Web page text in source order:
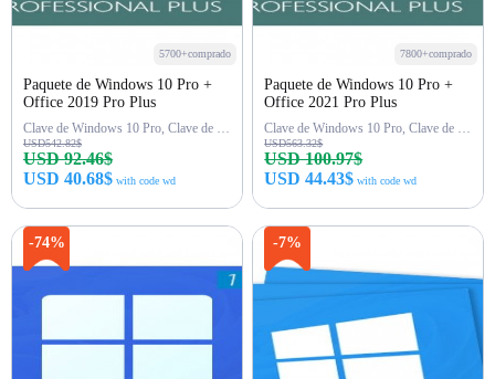
5700+comprado
Paquete de Windows 10 Pro +
Office 2019 Pro Plus
Clave de Windows 10 Pro, Clave de Office 2019 Pro
USD542.82$
USD 92.46$
USD 40.68$ with code wd
7800+comprado
Paquete de Windows 10 Pro +
Office 2021 Pro Plus
Clave de Windows 10 Pro, Clave de Office 2021 Pro
USD563.32$
USD 100.97$
USD 44.43$ with code wd
-74% -7%